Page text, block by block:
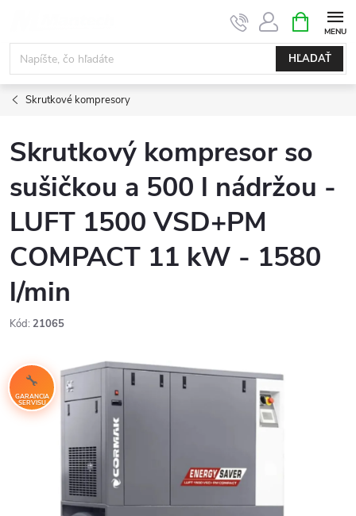
obsah
HĽADAŤ
KOŠÍK
Skrutkové kompresory
Skrutkový kompresor so
sušičkou a 500 l nádržou -
LUFT 1500 VSD+PM
COMPACT 11 kW - ​​1580
l/min
Kód: 21065
GARANCIA
SERVISU